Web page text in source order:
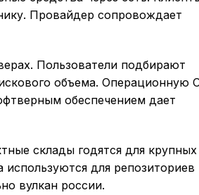
Провайдер сопровождает
Пользователи подбирают
объема. Операционную
обеспечением дает
склады годятся для крупных
для репозиториев
вулкан россии.